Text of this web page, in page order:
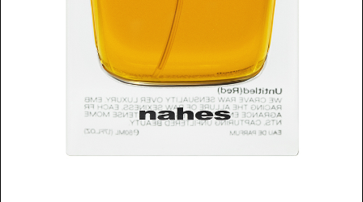
INFORMATION
SHOPに関する最新情報はこ
ちらでご確認いただけま
す。
SHOPPING GUIDE
お買い物方法につきましては